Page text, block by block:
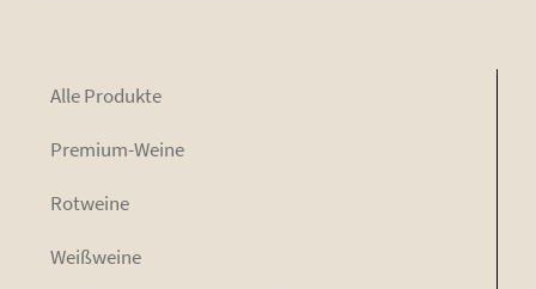
Alle Pro­duk­te
Pre­mi­um-Wei­ne
Rot­wei­ne
Weiß­wei­ne